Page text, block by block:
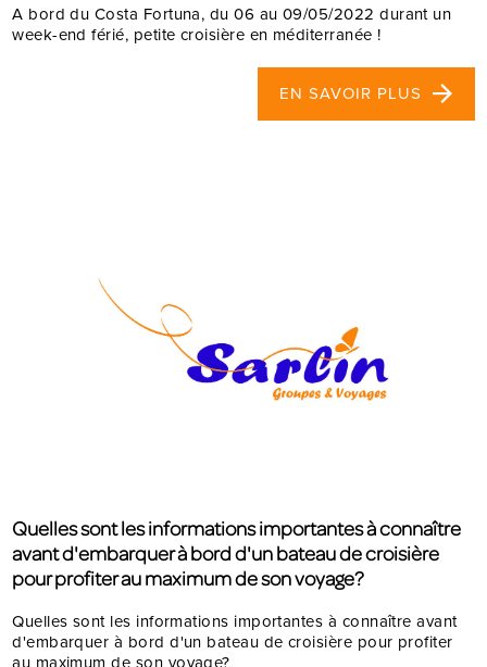
A bord du Costa Fortuna, du 06 au 09/05/2022 durant un
week-end férié, petite croisière en méditerranée !
EN SAVOIR PLUS
Quelles sont les informations importantes à connaître
avant d'embarquer à bord d'un bateau de croisière
pour profiter au maximum de son voyage?
Quelles sont les informations importantes à connaître avant
d'embarquer à bord d'un bateau de croisière pour profiter